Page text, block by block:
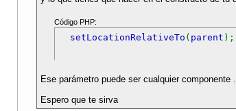
Código PHP:
setLocationRelativeTo ( parent );
Ese parámetro puede ser cualquier
Espero que te sirva